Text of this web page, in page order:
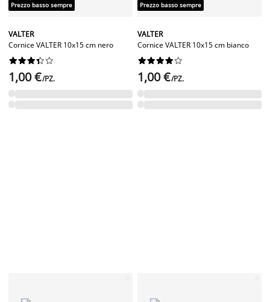
Prezzo basso sempre
VALTER
Cornice VALTER 10x15 cm nero






1,00 €/PZ.
Prezzo basso sempre
VALTER
Cornice VALTER 10x15 cm bianco






1,00 €/PZ.